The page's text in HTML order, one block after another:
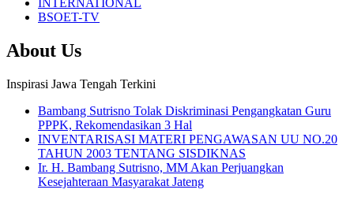
INTERNATIONAL
BSOET-TV
About Us
Inspirasi Jawa Tengah Terkini
Bambang Sutrisno Tolak Diskriminasi Pengangkatan Guru
PPPK, Rekomendasikan 3 Hal
INVENTARISASI MATERI PENGAWASAN UU NO.20
TAHUN 2003 TENTANG SISDIKNAS
Ir. H. Bambang Sutrisno, MM Akan Perjuangkan
Kesejahteraan Masyarakat Jateng